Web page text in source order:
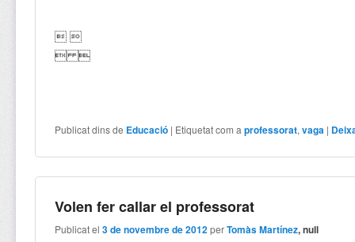
 
 
Publicat dins de Educació | Etiquetat com a professorat,vaga |
Volen fer callar el professorat
Publicat el3 de novembre de 2012 perTomàs Martínez, null